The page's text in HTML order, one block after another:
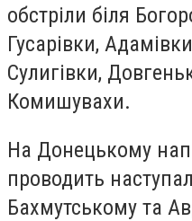
обстріли біля
Гусарівки,
Сулигівки,
Комишувахи.
На Донецькому
проводить
Бахмутському та